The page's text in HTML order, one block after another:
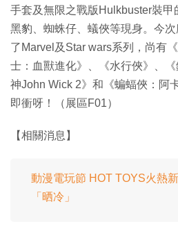
手套及無限之戰版Hulkbuster裝
黑豹、蜘蛛仔、蟻俠等現身。今
了Marvel及Star wars系列，尚有
士：血獸進化》、《水行俠》、
神John Wick 2》和《蝙蝠俠：阿
即衝呀！（展區F01）
【相關消息】
動漫電玩節 HOT TOYS火熱
「晒冷」